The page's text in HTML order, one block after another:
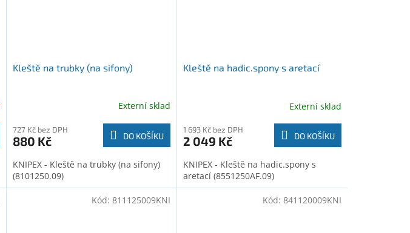
Kleště na trubky (na sifony)
Externí sklad
727 Kč bez DPH
880 Kč DO KOŠÍKU
KNIPEX - Kleště na trubky (na sifony)
(8101250.09)
Kleště na hadic.spony s aretací
Externí sklad
1 693 Kč bez DPH
2 049 Kč DO KOŠÍKU
KNIPEX - Kleště na hadic.spony s
aretací (8551250AF.09)
Kód: 811125009KNI Kód: 841120009KNI